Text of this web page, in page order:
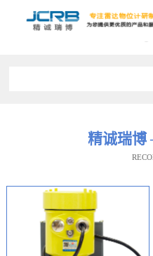
精诚瑞